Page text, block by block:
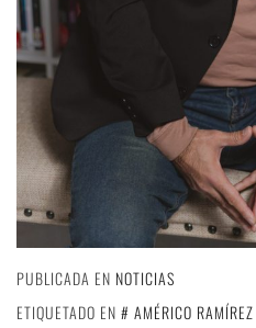
PUBLICADA EN NOTICIAS
ETIQUETADO EN
AMÉRICO RAMÍREZ